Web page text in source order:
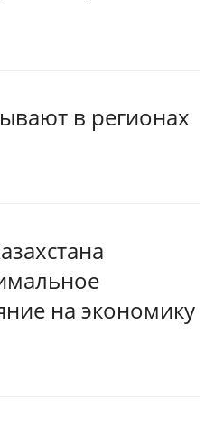
в регионах
на экономику